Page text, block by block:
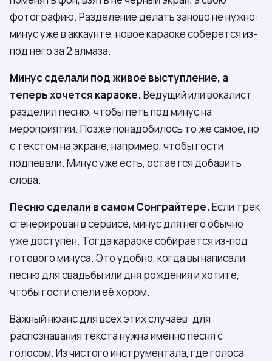
фотографию. Разделение делать заново не нужно:
минус уже в аккаунте, новое караоке соберётся из-
под него за 2 алмаза.
Минус сделали под живое выступление, а
теперь хочется караоке.Ведущий или вокалист
разделил песню, чтобы петь под минус на
мероприятии. Позже понадобилось то же самое, но
с текстом на экране, например, чтобы гости
подпевали. Минус уже есть, остаётся добавить
слова.
Песню сделали в самом Сонграйтере.Если трек
сгенерирован в сервисе, минус для него обычно
уже доступен. Тогда караоке собирается из-под
готового минуса. Это удобно, когда вы написали
песню для свадьбы или дня рождения и хотите,
чтобы гости спели её хором.
Важный нюанс для всех этих случаев: для
распознавания текста нужна именно песня с
голосом. Из чистого инструментала, где голоса